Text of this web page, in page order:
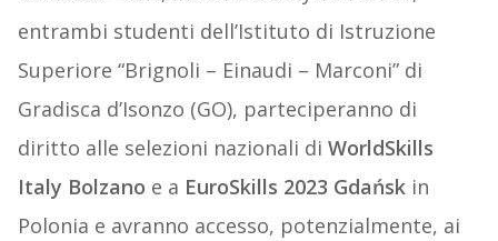
entrambi studenti dell’Istituto di Istruzione
Superiore “Brignoli – Einaudi – Marconi” di
Gradisca d’Isonzo (GO), parteciperanno di
diritto alle selezioni nazionali di WorldSkills
Italy Bolzano e a EuroSkills 2023 Gdańsk in
Polonia e avranno accesso, potenzialmente, ai